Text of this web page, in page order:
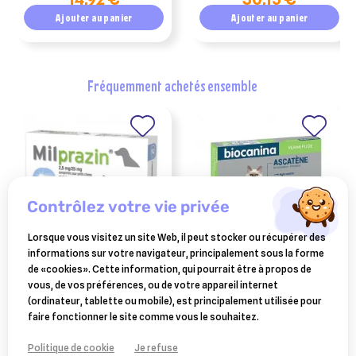
250 mlAjouter au panier Ajouter au panier
fréquemment achetés ensemble
KRKA
milprazin vermifuge petit
chiens et chiots 0.5 - 5 kg
(2 comprimés)
3,50 €
BIOCANINA
biocanina ascatène 10
comprimés
8,59 €
contrôlez votre vie privée
Lorsque vous visitez un site Web, il peut stocker ou récupérer des
informations sur votre navigateur, principalement sous la forme
de «cookies». Cette information, qui pourrait être à propos de
vous, de vos préférences, ou de votre appareil internet
(ordinateur, tablette ou mobile), est principalement utilisée pour
faire fonctionner le site comme vous le souhaitez.
Politique de cookie Je refuse